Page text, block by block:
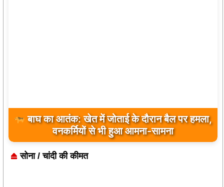
बाघ का आतंक: खेत में जोताई के दौरान बैल पर हमला,
वनकर्मियों से भी हुआ आमना-सामना
विश्व आदिवासी दिवस 2026 : ग्राम पंचायत जवाली में
प्रथम वर्ष भव्य आयोजन, समाज ने किया अधिक से अधिक
सहभागिता का आह्वान
सोना / चांदी की कीमत